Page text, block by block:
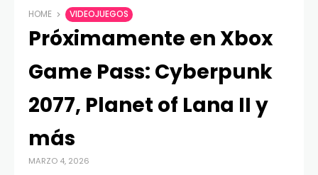
HOME VIDEOJUEGOS
Próximamente en Xbox
Game Pass: Cyberpunk
2077, Planet of Lana II y
más
MARZO 4, 2026